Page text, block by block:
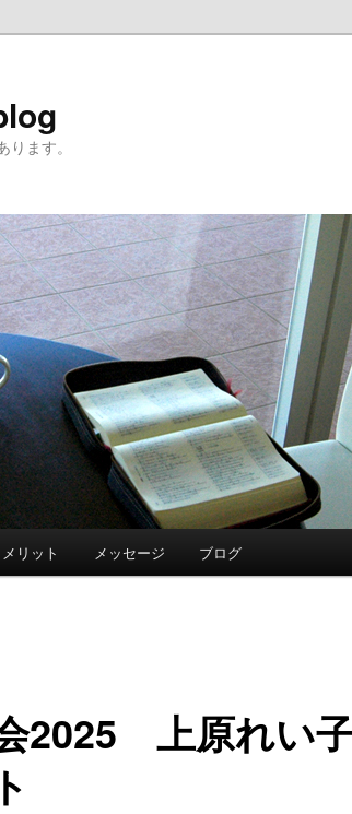
ます。
リット メッセージ ブログ
2025 上原れい